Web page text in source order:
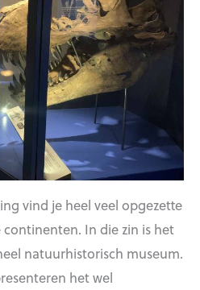
vind je heel veel opgezette
In die zin is het
natuurhistorisch museum.
het wel